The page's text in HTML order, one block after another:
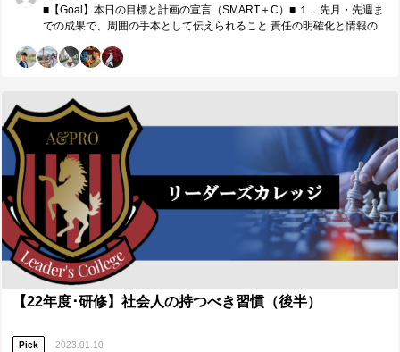
■【Goal】本日の目標と計画の宣言（SMART＋C）■ １．先月・先週ま
での成果で、周囲の手本として伝えられること 責任の明確化と情報の
のメンバー育成と組織の強化、可能性の最大化。 クオリティ・コス
達成までの道筋構築。 長期的視点に立った上での引継ぎ。 ３．本日、
誰に対し、どのような価値を具体的に提供したいか 谷さんに対し、引
継ぎにおける長期的視点や思考の時間の重要性、スピード感とタイミ
ングなどでの自分の学びを提供したい。 林さんに対し、年間計画を立
てるにあたっての外せないタイミングや要点だけでなく、支部やメン
バーの巻き込みについての思考について、これまで行ってきたことを
もとに価値を提供したい。 ■【Measure・Analyze・NextPlan】本日の
振返り■ １．現状・成果の把握 引継ぎに当たっての情報の透明性の担
保や責任・権限の明確化の重要性を伝えたり、限られた時間の中で価
値提供をすることに全力を注げたことは良かった。 また、年間を通し
ての計画を立てるという部分を改めて目の当たりにし、定期的な理想
状態の設定と定点観測の場の設置、その状態を繋ぎ合わせるための施
策の検討というPJマネジメントにおいて大事なことも再確認すること
持たせて進めるべきであり、ここは初心に帰ってすぐに改善したい。
【22年度･研修】社会人の持つべき習慣（後半）
Pick 2023.01.10